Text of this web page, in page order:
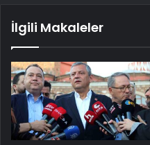
İlgili Makaleler